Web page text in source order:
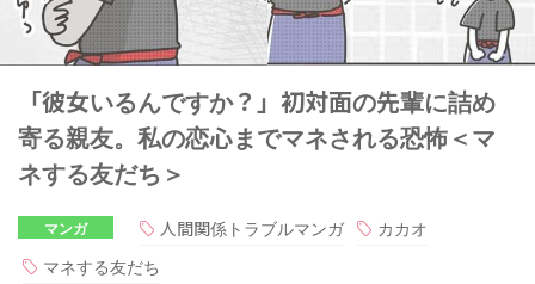
「彼女いるんですか？」初対面の先輩に詰め
寄る親友。私の恋心までマネされる恐怖＜マ
ネする友だち＞
マンガ 人間関係トラブルマンガ
カカオ
マネする友だち